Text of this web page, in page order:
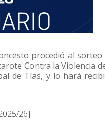
procedió al
Contra la Violencia
de Tías, y lo hará
26]